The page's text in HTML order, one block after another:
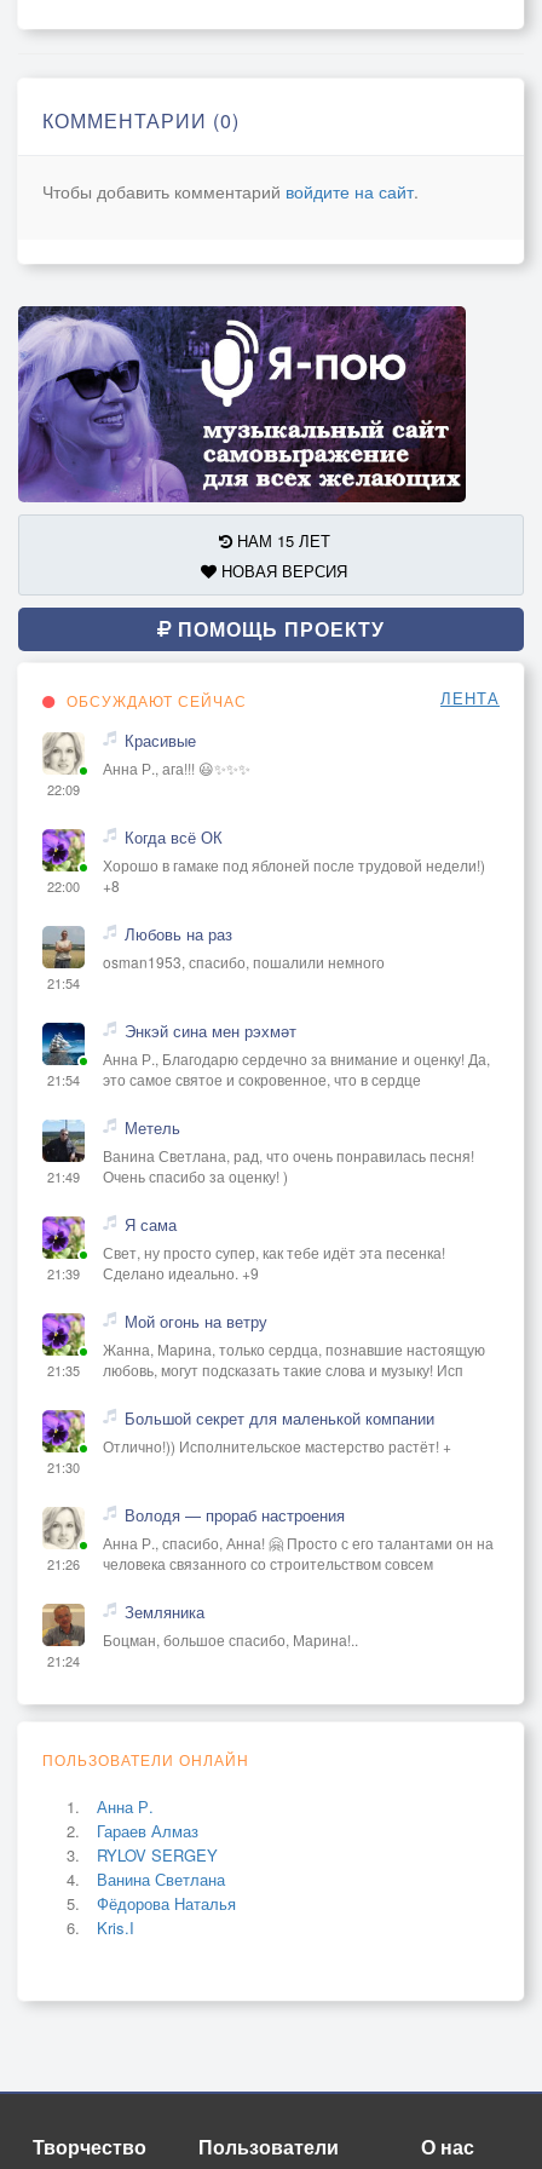
Челябинск, навеки со мной, Челябинск!
КОММЕНТАРИИ (0)
Чтобы добавить комментарий войдите на сайт.
НАМ 15 ЛЕТ
НОВАЯ ВЕРСИЯ
ПОМОЩЬ ПРОЕКТУ
ОБСУЖДАЮТ СЕЙЧАС ЛЕНТА
22:09
Красивые
Анна Р., ага!!! 😃✨✨✨
22:00
Когда всё ОК
Хорошо в гамаке под яблоней после трудовой недели!)
+8
21:54
Любовь на раз
osman1953, спасибо, пошалили немного
21:54
Энкэй сина мен рэхмәт
Анна Р., Благодарю сердечно за внимание и оценку! Да,
это самое святое и сокровенное, что в сердце
21:49
Метель
Ванина Светлана, рад, что очень понравилась песня!
Очень спасибо за оценку! )
21:39
Я сама
Свет, ну просто супер, как тебе идёт эта песенка!
Сделано идеально. +9
21:35
Мой огонь на ветру
Жанна, Марина, только сердца, познавшие настоящую
любовь, могут подсказать такие слова и музыку! Исп
21:30
Большой секрет для маленькой компании
Отлично!)) Исполнительское мастерство растёт! +
21:26
Володя — прораб настроения
Анна Р., спасибо, Анна! 🤗 Просто с его талантами он на
человека связанного со строительством совсем
21:24
Земляника
Боцман, большое спасибо, Марина!..
ПОЛЬЗОВАТЕЛИ ОНЛАЙН
Анна Р.
Гараев Алмаз
RYLOV SERGEY
Ванина Светлана
Фёдорова Наталья
Kris.I
Творчество Пользователи О нас